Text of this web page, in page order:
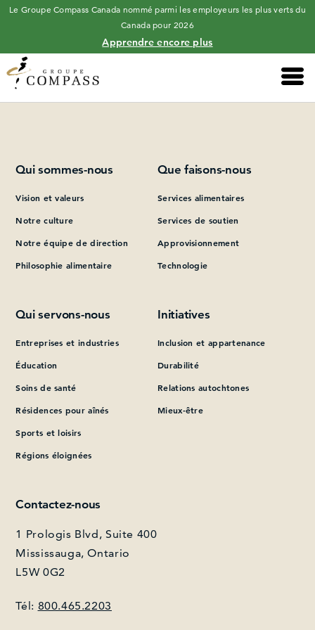
Le Groupe Compass Canada nommé parmi les employeurs les plus verts du
Canada pour 2026
Apprendre encore plus
Main
Please add at least one Page Builder section.
Qui sommes-nous
Vision et valeurs
Notre culture
Notre équipe de direction
Philosophie alimentaire
Que faisons-nous
Services alimentaires
Services de soutien
Approvisionnement
Technologie
Qui servons-nous
Entreprises et industries
Éducation
Soins de santé
Résidences pour aînés
Sports et loisirs
Régions éloignées
Initiatives
Inclusion et appartenance
Durabilité
Relations autochtones
Mieux-être
Contactez-nous
1 Prologis Blvd, Suite 400
Mississauga, Ontario
L5W 0G2
Tél: 800.465.2203
Que pouvons-nous vous aider à trouver?